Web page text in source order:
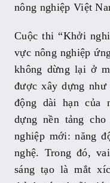
nông nghiệp Việt
Cuộc thi “Khởi
vực nông nghiệp
không dừng lại ở
được xây dựng như
động dài hạn của
dựng nền tảng
nghiệp mới: năng
nghệ. Trong đó,
sáng tạo là mắt